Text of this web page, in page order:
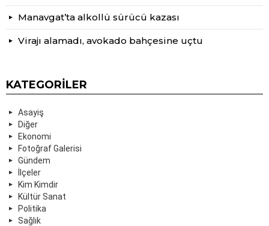
Manavgat’ta alkollü sürücü kazası
Virajı alamadı, avokado bahçesine uçtu
KATEGORILER
Asayiş
Diğer
Ekonomi
Fotoğraf Galerisi
Gündem
İlçeler
Kim Kimdir
Kültür Sanat
Politika
Sağlık